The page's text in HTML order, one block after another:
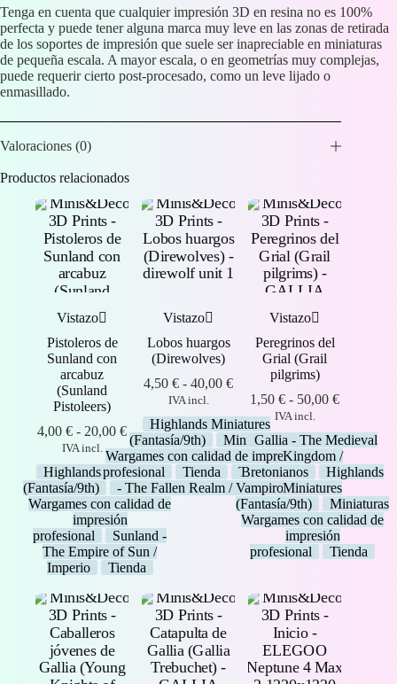
Tenga en cuenta que cualquier impresión 3D en resina no es 100%
perfecta y puede tener alguna marca muy leve en las zonas de retirada
de los soportes de impresión que suele ser inapreciable en miniaturas
de pequeña escala. A mayor escala, o en geometrías muy complejas,
puede requerir cierto post-procesado, como un leve lijado o
enmasillado.
Valoraciones (0)
Productos relacionados
Vistazo
Pistoleros de
Sunland con
arcabuz
(Sunland
Pistoleers)
4,00€ - 20,00€Rango
de
precios:
desde
4,00 €
hasta
20,00 €
IVA incl.
Highlands Miniatures
(Fantasía/9th)
Miniaturas
Wargames con calidad de
impresión
profesional
Sunland -
The Empire of Sun /
Imperio
Tienda
Vistazo
Lobos huargos
(Direwolves)
4,50€ - 40,00€Rango
precios:
desde
4,50 €
hasta
40,00 €
IVA incl.
Highlands Miniatures
(Fantasía/9th)
Miniaturas
Wargames con calidad de impresión
profesional
Tienda
Transilvanya
- The Fallen Realm / Vampiros
Vistazo
Peregrinos del
Grial (Grail
pilgrims)
1,50€ - 50,00€Rango
precios:
desde
1,50 €
hasta
50,00 €
IVA incl.
Gallia - The Medieval
Kingdom /
Bretonianos
Highlands
Miniatures
(Fantasía/9th)
Miniaturas
Wargames con calidad de
impresión
profesional
Tienda